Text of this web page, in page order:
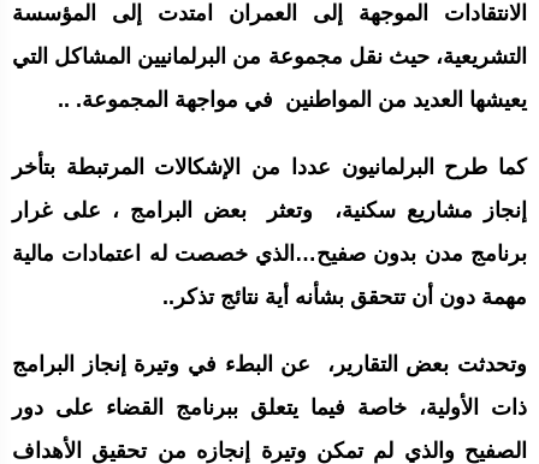
الانتقادات الموجهة إلى العمران امتدت إلى المؤسسة
التشريعية، حيث نقل مجموعة من البرلمانيين المشاكل التي
يعيشها العديد من المواطنين في مواجهة المجموعة. ..
كما طرح البرلمانيون عددا من الإشكالات المرتبطة بتأخر
إنجاز مشاريع سكنية، وتعثر بعض البرامج ، على غرار
برنامج مدن بدون صفيح…الذي خصصت له اعتمادات مالية
مهمة دون أن تتحقق بشأنه أية نتائج تذكر..
وتحدثت بعض التقارير، عن البطء في وتيرة إنجاز البرامج
ذات الأولية، خاصة فيما يتعلق ببرنامج القضاء على دور
الصفيح والذي لم تمكن وتيرة إنجازه من تحقيق الأهداف